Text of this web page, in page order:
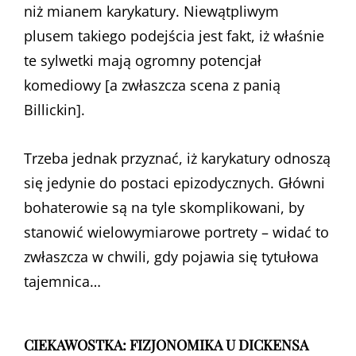
niż mianem karykatury. Niewątpliwym
plusem takiego podejścia jest fakt, iż właśnie
te sylwetki mają ogromny potencjał
komediowy [a zwłaszcza scena z panią
Billickin].
Trzeba jednak przyznać, iż karykatury odnoszą
się jedynie do postaci epizodycznych. Główni
bohaterowie są na tyle skomplikowani, by
stanowić wielowymiarowe portrety – widać to
zwłaszcza w chwili, gdy pojawia się tytułowa
tajemnica…
CIEKAWOSTKA: FIZJONOMIKA U DICKENSA